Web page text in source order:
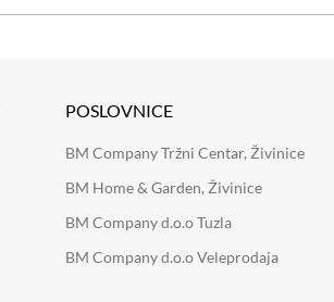
POSLOVNICE
BM Company Tržni Centar, Živinice
BM Home & Garden, Živinice
BM Company d.o.o Tuzla
BM Company d.o.o Veleprodaja